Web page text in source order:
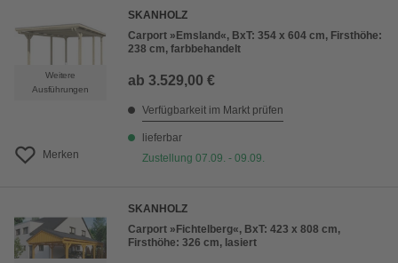
Weitere
Ausführungen
Merken
SKANHOLZ
Carport »Emsland«, BxT: 354 x 604 cm, Firsthöhe:
238 cm, farbbehandelt
ab 3.529,00 €
Verfügbarkeit im Markt prüfen
lieferbar
Zustellung 07.09. - 09.09.
SKANHOLZ
Carport »Fichtelberg«, BxT: 423 x 808 cm,
Firsthöhe: 326 cm, lasiert